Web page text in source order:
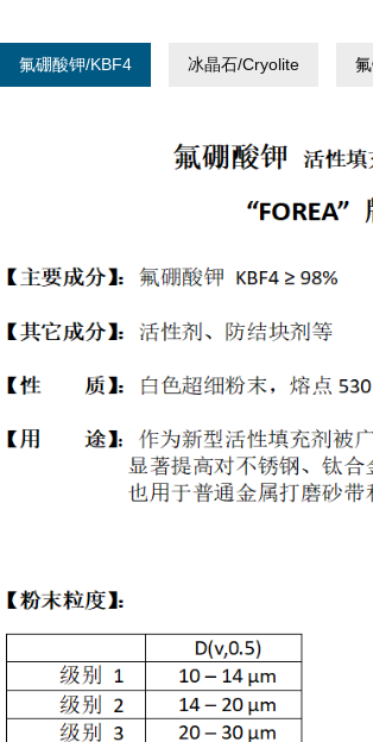
氟硼酸钾/KBF4 冰晶石/Cryolite